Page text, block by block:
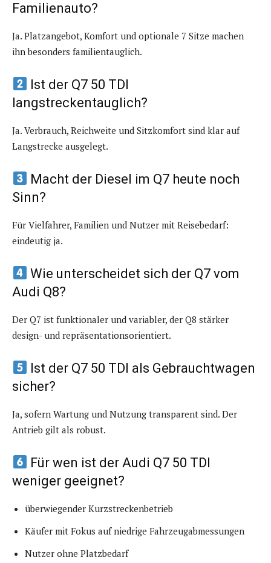
Familienauto?
Ja. Platzangebot, Komfort und optionale 7 Sitze machen
ihn besonders familientauglich.
Ist der Q7 50 TDI
langstreckentauglich?
Ja. Verbrauch, Reichweite und Sitzkomfort sind klar auf
Langstrecke ausgelegt.
Macht der Diesel im Q7 heute noch
Sinn?
Für Vielfahrer, Familien und Nutzer mit Reisebedarf:
eindeutig ja.
Wie unterscheidet sich der Q7 vom
Audi Q8?
Der Q7 ist funktionaler und variabler, der Q8 stärker
design- und repräsentationsorientiert.
Ist der Q7 50 TDI als Gebrauchtwagen
sicher?
Ja, sofern Wartung und Nutzung transparent sind. Der
Antrieb gilt als robust.
Für wen ist der Audi Q7 50 TDI
weniger geeignet?
überwiegender Kurzstreckenbetrieb
Käufer mit Fokus auf niedrige Fahrzeugabmessungen
Nutzer ohne Platzbedarf